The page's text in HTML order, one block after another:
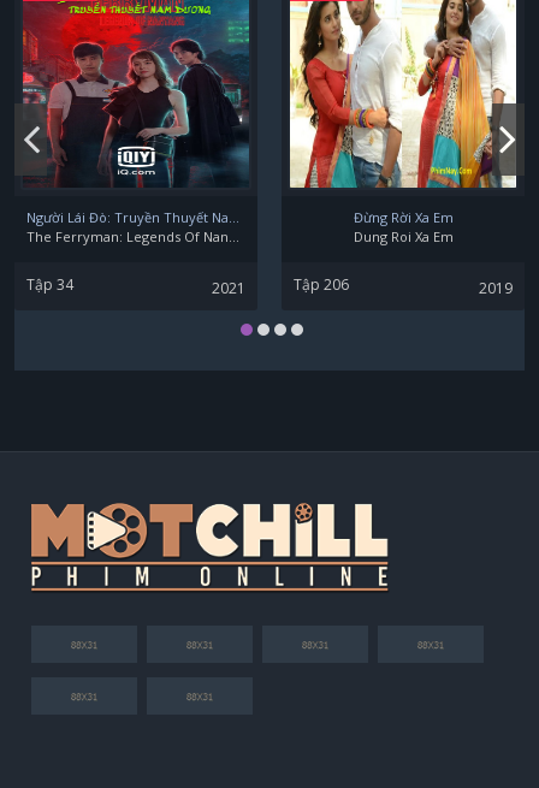
Người Lái Đò: Truyền Thuyết Nam Dương
The Ferryman: Legends Of Nanyang
Tập 34 2021
Đừng Rời Xa Em
Dung Roi Xa Em
Tập 206 2019